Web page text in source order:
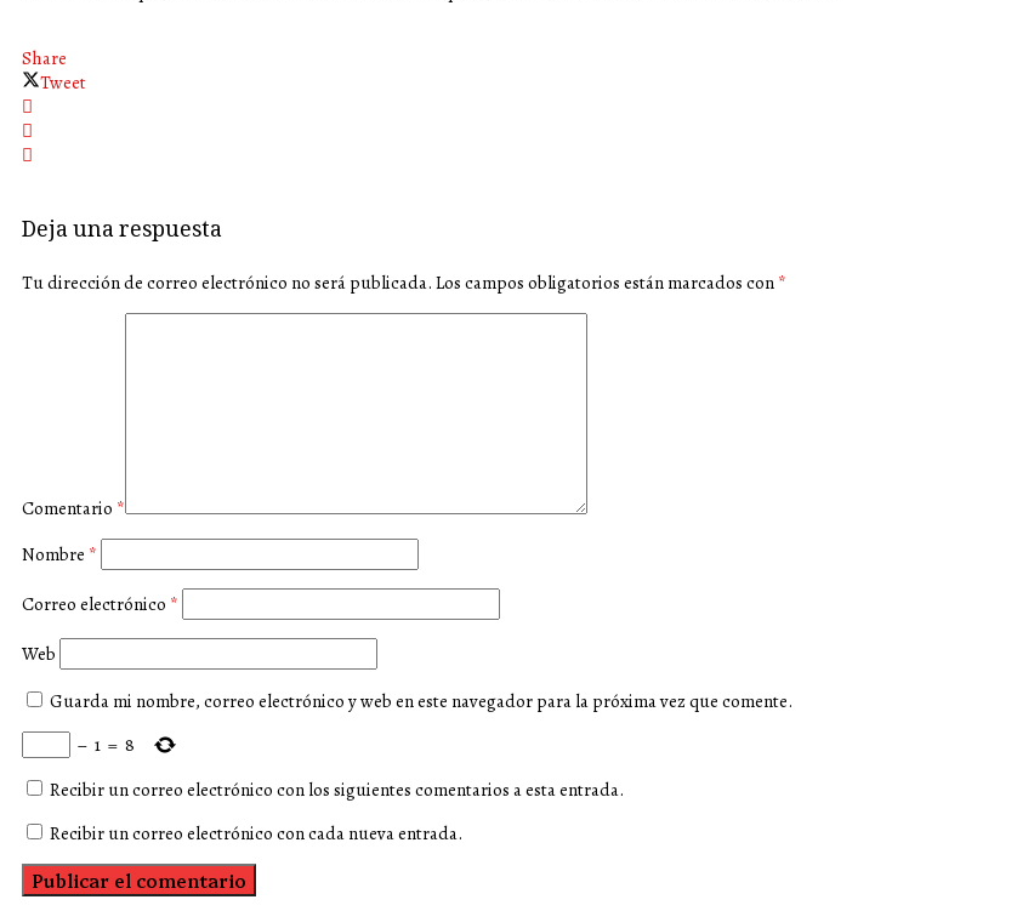
Share
Tweet
Deja una respuesta
Tu dirección de correo electrónico no será publicada. Los campos obligatorios están marcados con *
Comentario *
Nombre *
Correo electrónico *
Web
Guarda mi nombre, correo electrónico y web en este navegador para la próxima vez que comente.
− 1 = 8
Recibir un correo electrónico con los siguientes comentarios a esta entrada.
Recibir un correo electrónico con cada nueva entrada.